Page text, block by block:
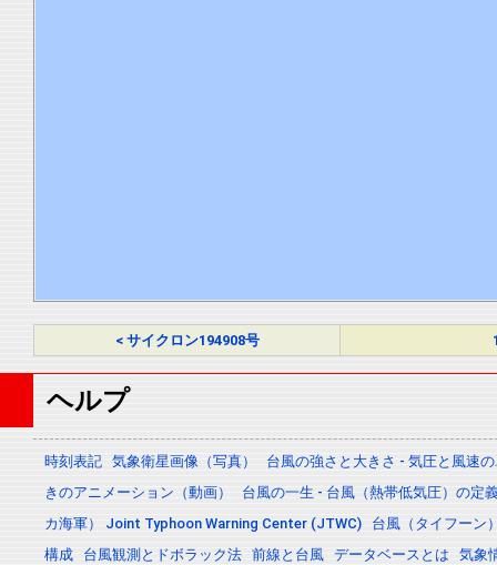
< サイクロン194908号
ヘルプ
時刻表記 気象衛星画像（写真）
台風の強さと大きさ - 気圧と風速
きのアニメーション（動画）
台風の一生 - 台風（熱帯低気圧）の定
カ海軍） Joint Typhoon Warning Center (JTWC)
台風（タイフーン
構成
台風観測とドボラック法 前線と台風 データベースとは 気象